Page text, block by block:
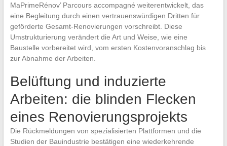
MaPrimeRénov’ Parcours accompagné weiterentwickelt, das
eine Begleitung durch einen vertrauenswürdigen Dritten für
geförderte Gesamt-Renovierungen vorschreibt. Diese
Umstrukturierung verändert die Art und Weise, wie eine
Baustelle vorbereitet wird, vom ersten Kostenvoranschlag bis
zur Abnahme der Arbeiten.
Belüftung und induzierte
Arbeiten: die blinden Flecken
eines Renovierungsprojekts
Die Rückmeldungen von spezialisierten Plattformen und die
Studien der Bauindustrie bestätigen eine wiederkehrende